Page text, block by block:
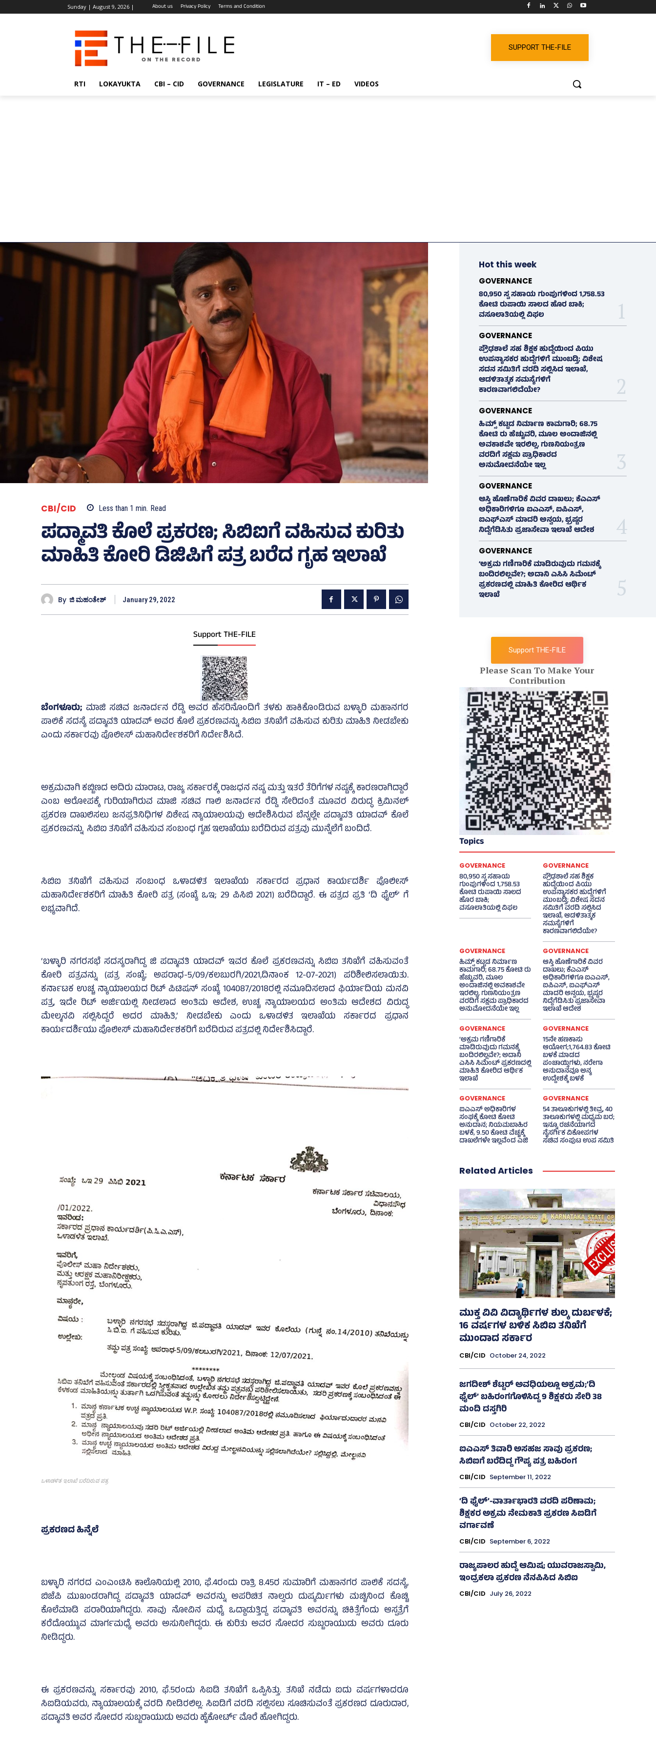
Sunday | August 9, 2026 | About us Privacy Policy Terms and Condition
SUPPORT THE-FILE
RTI LOKAYUKTA CBI – CID GOVERNANCE LEGISLATURE IT – ED VIDEOS
CBI/CID Less than 1 min. Read
ಪದ್ಮಾವತಿ ಕೊಲೆ ಪ್ರಕರಣ; ಸಿಬಿಐಗೆ ವಹಿಸುವ ಕುರಿತು
ಮಾಹಿತಿ ಕೋರಿ ಡಿಜಿಪಿಗೆ ಪತ್ರ ಬರೆದ ಗೃಹ ಇಲಾಖೆ
By ಜಿ ಮಹಂತೇಶ್ January 29, 2022
Support THE-FILE
ಬೆಂಗಳೂರು; ಮಾಜಿ ಸಚಿವ ಜನಾರ್ದನ ರೆಡ್ಡಿ ಅವರ ಹೆಸರಿನೊಂದಿಗೆ ತಳಕು ಹಾಕಿಕೊಂಡಿರುವ ಬಳ್ಳಾರಿ ಮಹಾನಗರ
ಪಾಲಿಕೆ ಸದಸ್ಯೆ ಪದ್ಮಾವತಿ ಯಾದವ್‌ ಅವರ ಕೊಲೆ ಪ್ರಕರಣವನ್ನು ಸಿಬಿಐ ತನಿಖೆಗೆ ವಹಿಸುವ ಕುರಿತು ಮಾಹಿತಿ ನೀಡಬೇಕು
ಎಂದು ಸರ್ಕಾರವು ಪೊಲೀಸ್‌ ಮಹಾನಿರ್ದೇಶಕರಿಗೆ ನಿರ್ದೇಶಿಸಿದೆ.
ಅಕ್ರಮವಾಗಿ ಕಬ್ಬಿಣದ ಅದಿರು ಮಾರಾಟ, ರಾಜ್ಯ ಸರ್ಕಾರಕ್ಕೆ ರಾಜಧನ ನಷ್ಟ ಮತ್ತು ಇತರೆ ತೆರಿಗೆಗಳ ನಷ್ಟಕ್ಕೆ ಕಾರಣರಾಗಿದ್ದಾರೆ
ಎಂಬ ಆರೋಪಕ್ಕೆ ಗುರಿಯಾಗಿರುವ ಮಾಜಿ ಸಚಿವ ಗಾಲಿ ಜನಾರ್ದನ ರೆಡ್ಡಿ ಸೇರಿದಂತೆ ಮೂವರ ವಿರುದ್ಧ ಕ್ರಿಮಿನಲ್‌
ಪ್ರಕರಣ ದಾಖಲಿಸಲು ಜನಪ್ರತಿನಿಧಿಗಳ ವಿಶೇಷ ನ್ಯಾಯಾಲಯವು ಆದೇಶಿಸಿರುವ ಬೆನ್ನಲ್ಲೇ ಪದ್ಮಾವತಿ ಯಾದವ್‌ ಕೊಲೆ
ಪ್ರಕರಣವನ್ನು ಸಿಬಿಐ ತನಿಖೆಗೆ ವಹಿಸುವ ಸಂಬಂಧ ಗೃಹ ಇಲಾಖೆಯು ಬರೆದಿರುವ ಪತ್ರವು ಮುನ್ನೆಲೆಗೆ ಬಂದಿದೆ.
ಸಿಬಿಐ ತನಿಖೆಗೆ ವಹಿಸುವ ಸಂಬಂಧ ಒಳಾಡಳಿತ ಇಲಾಖೆಯ ಸರ್ಕಾರದ ಪ್ರಧಾನ ಕಾರ್ಯದರ್ಶಿ ಪೊಲೀಸ್‌
ಮಹಾನಿರ್ದೇಶಕರಿಗೆ ಮಾಹಿತಿ ಕೋರಿ ಪತ್ರ (ಸಂಖ್ಯೆ ಒಇ; 29 ಪಿಸಿಬಿ 2021) ಬರೆದಿದ್ದಾರೆ. ಈ ಪತ್ರದ ಪ್ರತಿ ‘ದಿ ಫೈಲ್‌’ ಗೆ
ಲಭ್ಯವಾಗಿದೆ.
‘ಬಳ್ಳಾರಿ ನಗರಸಭೆ ಸದಸ್ಯರಾಗಿದ್ದ ಜಿ ಪದ್ಮಾವತಿ ಯಾದವ್‌ ಇವರ ಕೊಲೆ ಪ್ರಕರಣವನ್ನು ಸಿಬಿಐ ತನಿಖೆಗೆ ವಹಿಸುವಂತೆ
ಕೋರಿ ಪತ್ರವನ್ನು (ಪತ್ರ ಸಂಖ್ಯೆ; ಅಪರಾಧ-5/09/ಕಲಬುರಗಿ/2021,ದಿನಾಂಕ 12-07-2021) ಪರಿಶೀಲಿಸಲಾಯಿತು.
ಕರ್ನಾಟಕ ಉಚ್ಚ ನ್ಯಾಯಾಲಯದ ರಿಟ್‌ ಪಿಟಿಷನ್‌ ಸಂಖ್ಯೆ 104087/2018ರಲ್ಲಿ ನಮೂದಿಸಲಾದ ಫಿರ್ಯಾದಿಯ ಮನವಿ
ಪತ್ರ, ಇದೇ ರಿಟ್‌ ಅರ್ಜಿಯಲ್ಲಿ ನೀಡಲಾದ ಅಂತಿಮ ಆದೇಶ, ಉಚ್ಚ ನ್ಯಾಯಾಲಯದ ಅಂತಿಮ ಆದೇಶದ ವಿರುದ್ಧ
ಮೇಲ್ಮನವಿ ಸಲ್ಲಿಸಿದ್ದರೆ ಅದರ ಮಾಹಿತಿ,’ ನೀಡಬೇಕು ಎಂದು ಒಳಾಡಳಿತ ಇಲಾಖೆಯ ಸರ್ಕಾರದ ಪ್ರಧಾನ
ಕಾರ್ಯದರ್ಶಿಯು ಪೊಲೀಸ್‌ ಮಹಾನಿರ್ದೇಶಕರಿಗೆ ಬರೆದಿರುವ ಪತ್ರದಲ್ಲಿ ನಿರ್ದೇಶಿಸಿದ್ದಾರೆ.
ಒಳಾಡಳಿತ ಇಲಾಖೆ ಬರೆದಿರುವ ಪತ್ರ
ಪ್ರಕರಣದ ಹಿನ್ನೆಲೆ
ಬಳ್ಳಾರಿ ನಗರದ ಎಂಎಂಟಿಸಿ ಕಾಲೊನಿಯಲ್ಲಿ 2010, ಫೆ.4ರಂದು ರಾತ್ರಿ 8.45ರ ಸುಮಾರಿಗೆ ಮಹಾನಗರ ಪಾಲಿಕೆ ಸದಸ್ಯೆ,
ಬಿಜೆಪಿ ಮುಖಂಡರಾಗಿದ್ದ ಪದ್ಮಾವತಿ ಯಾದವ್ ಅವರನ್ನು ಅಪರಿಚಿತ ನಾಲ್ವರು ದುಷ್ಕರ್ಮಿಗಳು ಮಚ್ಚಿನಿಂದ ಕೊಚ್ಚಿ
ಕೊಲೆಮಾಡಿ ಪರಾರಿಯಾಗಿದ್ದರು. ಸಾವು ನೋವಿನ ಮಧ್ಯೆ ಒದ್ದಾಡುತ್ತಿದ್ದ ಪದ್ಮಾವತಿ ಅವರನ್ನು ಚಿಕಿತ್ಸೆಗೆಂದು ಆಸ್ಪತ್ರೆಗೆ
ಕರೆದೊಯ್ಯುವ ಮಾರ್ಗಮಧ್ಯೆ ಅವರು ಅಸುನೀಗಿದ್ದರು. ಈ ಕುರಿತು ಅವರ ಸೋದರ ಸುಬ್ಬರಾಯುಡು ಅವರು ದೂರು
ನೀಡಿದ್ದರು.
ಈ ಪ್ರಕರಣವನ್ನು ಸರ್ಕಾರವು 2010, ಫೆ.5ರಂದು ಸಿಐಡಿ ತನಿಖೆಗೆ ಒಪ್ಪಿಸಿತ್ತು. ತನಿಖೆ ನಡೆದು ಐದು ವರ್ಷಗಳಾದರೂ
ಸಿಐಡಿಯವರು, ನ್ಯಾಯಾಲಯಕ್ಕೆ ವರದಿ ನೀಡಿರಲಿಲ್ಲ. ಸಿಐಡಿಗೆ ವರದಿ ಸಲ್ಲಿಸಲು ಸೂಚಿಸುವಂತೆ ಪ್ರಕರಣದ ದೂರುದಾರ,
ಪದ್ಮಾವತಿ ಅವರ ಸೋದರ ಸುಬ್ಬರಾಯುಡು ಅವರು ಹೈಕೋರ್ಟ್‌ ಮೊರೆ ಹೋಗಿದ್ದರು.
Hot this week
GOVERNANCE
80,950 ಸ್ವ ಸಹಾಯ ಗುಂಪುಗಳಿಂದ 1,758.53
ಕೋಟಿ ರುಪಾಯಿ ಸಾಲದ ಹೊರ ಬಾಕಿ;
ವಸೂಲಾತಿಯಲ್ಲಿ ವಿಫಲ
GOVERNANCE
ಪ್ರೌಢಶಾಲೆ ಸಹ ಶಿಕ್ಷಕ ಹುದ್ದೆಯಿಂದ ಪಿಯು
ಉಪನ್ಯಾಸಕರ ಹುದ್ದೆಗಳಿಗೆ ಮುಂಬಡ್ತಿ; ವಿಶೇಷ
ಸದನ ಸಮಿತಿಗೆ ವರದಿ ಸಲ್ಲಿಸಿದ ಇಲಾಖೆ,
ಆಡಳಿತಾತ್ಮಕ ಸಮಸ್ಯೆಗಳಿಗೆ
ಕಾರಣವಾಗಲಿದೆಯೇ?
GOVERNANCE
ಹಿಮ್ಸ್‌ ಕಟ್ಟಡ ನಿರ್ಮಾಣ ಕಾಮಗಾರಿ; 68.75
ಕೋಟಿ ರು ಹೆಚ್ಚುವರಿ, ಮೂಲ ಅಂದಾಜಿನಲ್ಲಿ
ಅವಕಾಶವೇ ಇರಲಿಲ್ಲ, ಗುಣನಿಯಂತ್ರಣ
ವರದಿಗೆ ಸಕ್ಷಮ ಪ್ರಾಧಿಕಾರದ
ಅನುಮೋದನೆಯೇ ಇಲ್ಲ
GOVERNANCE
ಆಸ್ತಿ ಹೊಣೆಗಾರಿಕೆ ವಿವರ ದಾಖಲು; ಕೆಎಎಸ್
ಅಧಿಕಾರಿಗಳಿಗೂ ಐಎಎಸ್‌, ಐಪಿಎಸ್‌,
ಐಎಫ್‌ಎಸ್‌ ಮಾದರಿ ಅನ್ವಯ, ಭ್ರಷ್ಟರ
ನಿದ್ದೆಗೆಡಿಸಿತು ಪ್ರಜಾಸೇವಾ ಇಲಾಖೆ ಆದೇಶ
GOVERNANCE
‘ಅಕ್ರಮ ಗಣಿಗಾರಿಕೆ ಮಾಡಿರುವುದು ಗಮನಕ್ಕೆ
ಬಂದಿರಲಿಲ್ಲವೇ?; ಅದಾನಿ ಎಸಿಸಿ ಸಿಮೆಂಟ್
ಪ್ರಕರಣದಲ್ಲಿ ಮಾಹಿತಿ ಕೋರಿದ ಆರ್ಥಿಕ
ಇಲಾಖೆ
Support THE-FILE
Please Scan To Make Your
Contribution
Topics
GOVERNANCE
80,950 ಸ್ವ ಸಹಾಯ
ಗುಂಪುಗಳಿಂದ 1,758.53
ಕೋಟಿ ರುಪಾಯಿ ಸಾಲದ
ಹೊರ ಬಾಕಿ;
ವಸೂಲಾತಿಯಲ್ಲಿ ವಿಫಲ
GOVERNANCE
ಪ್ರೌಢಶಾಲೆ ಸಹ ಶಿಕ್ಷಕ
ಹುದ್ದೆಯಿಂದ ಪಿಯು
ಉಪನ್ಯಾಸಕರ ಹುದ್ದೆಗಳಿಗೆ
ಮುಂಬಡ್ತಿ; ವಿಶೇಷ ಸದನ
ಸಮಿತಿಗೆ ವರದಿ ಸಲ್ಲಿಸಿದ
ಇಲಾಖೆ, ಆಡಳಿತಾತ್ಮಕ
ಸಮಸ್ಯೆಗಳಿಗೆ
ಕಾರಣವಾಗಲಿದೆಯೇ?
GOVERNANCE
ಹಿಮ್ಸ್‌ ಕಟ್ಟಡ ನಿರ್ಮಾಣ
ಕಾಮಗಾರಿ; 68.75 ಕೋಟಿ ರು
ಹೆಚ್ಚುವರಿ, ಮೂಲ
ಅಂದಾಜಿನಲ್ಲಿ ಅವಕಾಶವೇ
ಇರಲಿಲ್ಲ, ಗುಣನಿಯಂತ್ರಣ
ವರದಿಗೆ ಸಕ್ಷಮ ಪ್ರಾಧಿಕಾರದ
ಅನುಮೋದನೆಯೇ ಇಲ್ಲ
GOVERNANCE
ಆಸ್ತಿ ಹೊಣೆಗಾರಿಕೆ ವಿವರ
ದಾಖಲು; ಕೆಎಎಸ್
ಅಧಿಕಾರಿಗಳಿಗೂ ಐಎಎಸ್‌,
ಐಪಿಎಸ್‌, ಐಎಫ್‌ಎಸ್‌
ಮಾದರಿ ಅನ್ವಯ, ಭ್ರಷ್ಟರ
ನಿದ್ದೆಗೆಡಿಸಿತು ಪ್ರಜಾಸೇವಾ
ಇಲಾಖೆ ಆದೇಶ
GOVERNANCE
‘ಅಕ್ರಮ ಗಣಿಗಾರಿಕೆ
ಮಾಡಿರುವುದು ಗಮನಕ್ಕೆ
ಬಂದಿರಲಿಲ್ಲವೇ?; ಅದಾನಿ
ಎಸಿಸಿ ಸಿಮೆಂಟ್ ಪ್ರಕರಣದಲ್ಲಿ
ಮಾಹಿತಿ ಕೋರಿದ ಆರ್ಥಿಕ
ಇಲಾಖೆ
GOVERNANCE
15ನೇ ಹಣಕಾಸು
ಆಯೋಗ;1,764.83 ಕೋಟಿ
ಬಳಕೆ ಮಾಡದ
ಪಂಚಾಯ್ತಿಗಳು, ನರೇಗಾ
ಅನುದಾನವೂ ಅನ್ಯ
ಉದ್ದೇಶಕ್ಕೆ ಬಳಕೆ
GOVERNANCE
ಐಎಎಸ್‌ ಅಧಿಕಾರಿಗಳ
ಸಂಘಕ್ಕೆ ಕೋಟಿ ಕೋಟಿ
ಅನುದಾನ; ನಿಯಮಬಾಹಿರ
ಬಳಕೆ, 9.50 ಕೋಟಿ ವೆಚ್ಚಕ್ಕೆ
ದಾಖಲೆಗಳೇ ಇಲ್ಲವೆಂದ ಎಜಿ
GOVERNANCE
54 ತಾಲೂಕುಗಳಲ್ಲಿ ತೀವ್ರ, 40
ತಾಲೂಕುಗಳಲ್ಲಿ ಮಧ್ಯಮ ಬರ;
ಇನ್ನೂ ರಚನೆಯಾಗದ
ನೈಸರ್ಗಿಕ ವಿಕೋಪಗಳ
ಸಚಿವ ಸಂಪುಟ ಉಪ ಸಮಿತಿ
Related Articles
ಮುಕ್ತ ವಿವಿ ವಿದ್ಯಾರ್ಥಿಗಳ ಶುಲ್ಕ ದುರ್ಬಳಕೆ;
16 ವರ್ಷಗಳ ಬಳಿಕ ಸಿಬಿಐ ತನಿಖೆಗೆ
ಮುಂದಾದ ಸರ್ಕಾರ
CBI/CID October 24, 2022
ಜಗದೀಶ್‌ ಶೆಟ್ಟರ್‌ ಅವಧಿಯಲ್ಲೂ ಅಕ್ರಮ;’ದಿ
ಫೈಲ್‌’ ಬಹಿರಂಗಗೊಳಿಸಿದ್ದ 9 ಶಿಕ್ಷಕರು ಸೇರಿ 38
ಮಂದಿ ದಸ್ತಗಿರಿ
CBI/CID October 22, 2022
ಐಎಎಸ್‌ ತಿವಾರಿ ಅಸಹಜ ಸಾವು ಪ್ರಕರಣ;
ಸಿಬಿಐಗೆ ಬರೆದಿದ್ದ ಗೌಪ್ಯ ಪತ್ರ ಬಹಿರಂಗ
CBI/CID September 11, 2022
‘ದಿ ಫೈಲ್‌’-ವಾರ್ತಾಭಾರತಿ ವರದಿ ಪರಿಣಾಮ;
ಶಿಕ್ಷಕರ ಅಕ್ರಮ ನೇಮಕಾತಿ ಪ್ರಕರಣ ಸಿಐಡಿಗೆ
ವರ್ಗಾವಣೆ
CBI/CID September 6, 2022
ರಾಜ್ಯಪಾಲರ ಹುದ್ದೆ ಆಮಿಷ; ಯುವರಾಜಸ್ವಾಮಿ,
ಇಂದ್ರಕಲಾ ಪ್ರಕರಣ ನೆನಪಿಸಿದ ಸಿಬಿಐ
CBI/CID July 26, 2022